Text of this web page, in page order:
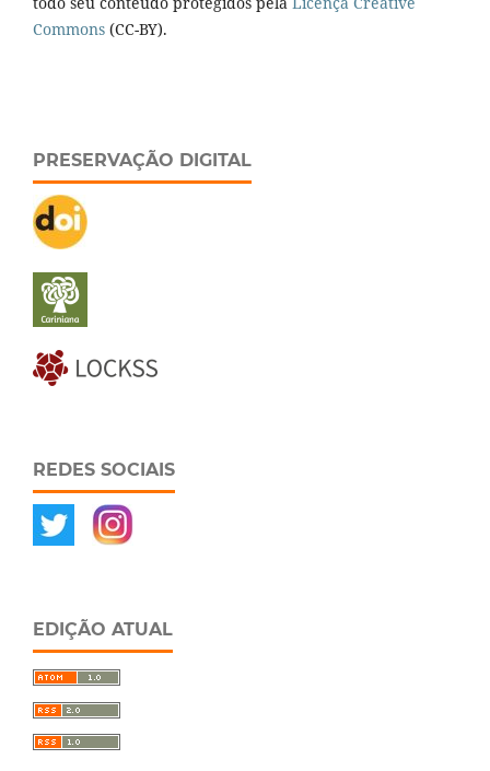
Commons (CC-BY).
PRESERVAÇÃO DIGITAL
REDES SOCIAIS
EDIÇÃO ATUAL